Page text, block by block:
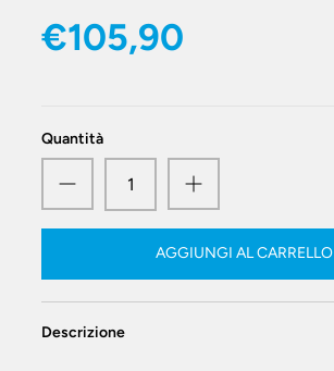
€105,90
Quantità
AGGIUNGI AL CARRELLO
Descrizione